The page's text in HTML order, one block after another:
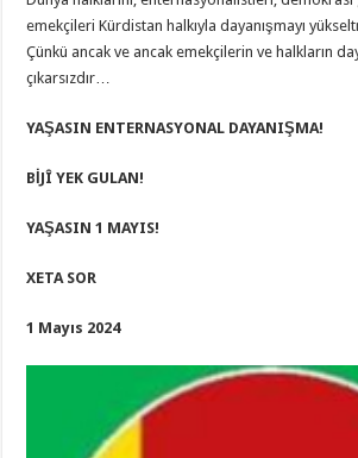
emekçileri Kürdistan halkıyla dayanışmayı
Çünkü ancak ve ancak emekçilerin ve halkların
çıkarsızdır…
YAŞASIN ENTERNASYONAL DAYANIŞMA!
BİJÎ YEK GULAN!
YAŞASIN 1 MAYIS!
XETA SOR
1 Mayıs 2024